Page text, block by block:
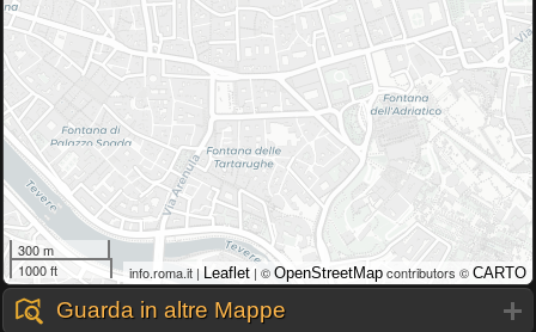
300 m
1000 ft
info.roma.it | Leaflet | © OpenStreetMap contributors © CARTO
Guarda in altre Mappe